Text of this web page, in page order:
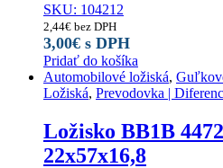
SKU: 104212
2,44€ bez DPH
3,00€ s DPH
Pridať do košíka
Automobilové ložiská,
Ložiská, Prevodovka |
Ložisko BB1B
22x57x16,8